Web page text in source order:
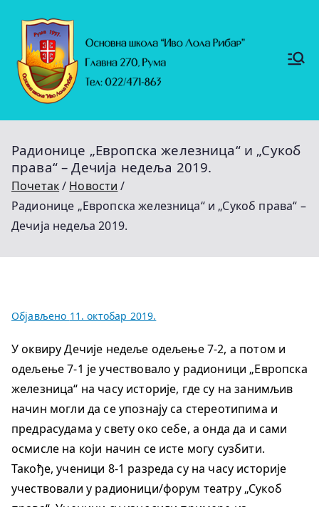
садржај
Основ
Лола
https://
vanje-
rumi-
se-
Радионице „Европска железница“ и „Сукоб
права“ – Дечија недеља 2019.
Почетак
Новости
Радионице „Европска железница“ и „Сукоб права“ –
Дечија недеља 2019.
Објављено 11. октобар 2019.
У оквиру Дечије недеље одељење 7-2, а потом и
одељење 7-1 је учествовало у радионици „Европска
железница“ на часу историје, где су на занимљив
начин могли да се упознају са стереотипима и
предрасудама у свету око себе, а онда да и сами
осмисле на који начин се исте могу сузбити.
Такође, ученици 8-1 разреда су на часу историје
учествовали у радионици/форум театру „Сукоб